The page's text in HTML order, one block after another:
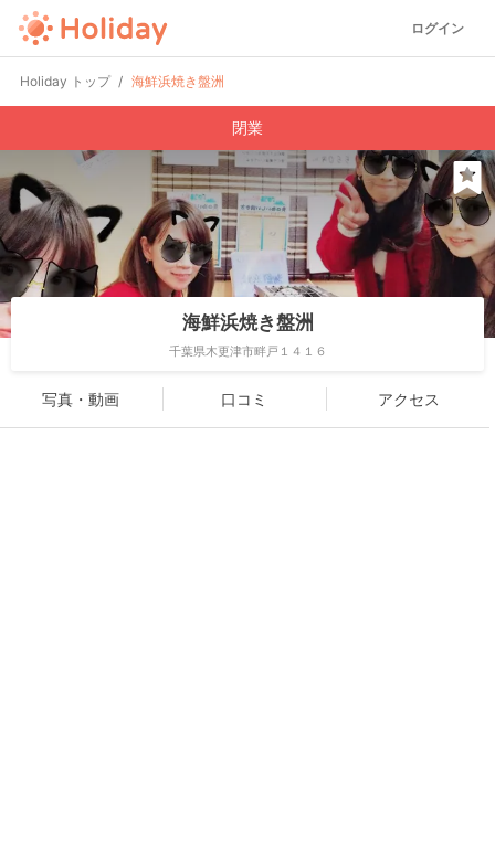
ログイン
Holiday トップ 海鮮浜焼き盤洲
閉業
海鮮浜焼き盤洲
千葉県木更津市畔戸１４１６
写真・動画 口コミ アクセス